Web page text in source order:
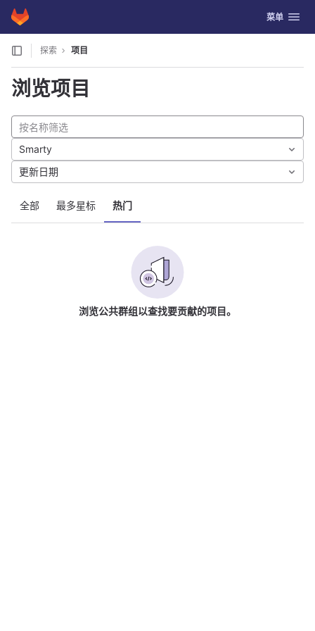
Skip to content
GitLab 切换导航
菜单
探索 项目
浏览项目
全部 最多星标 热门
Smarty
更新日期
浏览公共群组以查找要贡献的项目。